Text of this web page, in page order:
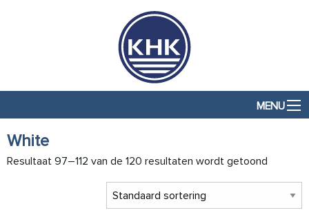
MENU
White
Resultaat 97–112 van de 120 resultaten wordt getoond